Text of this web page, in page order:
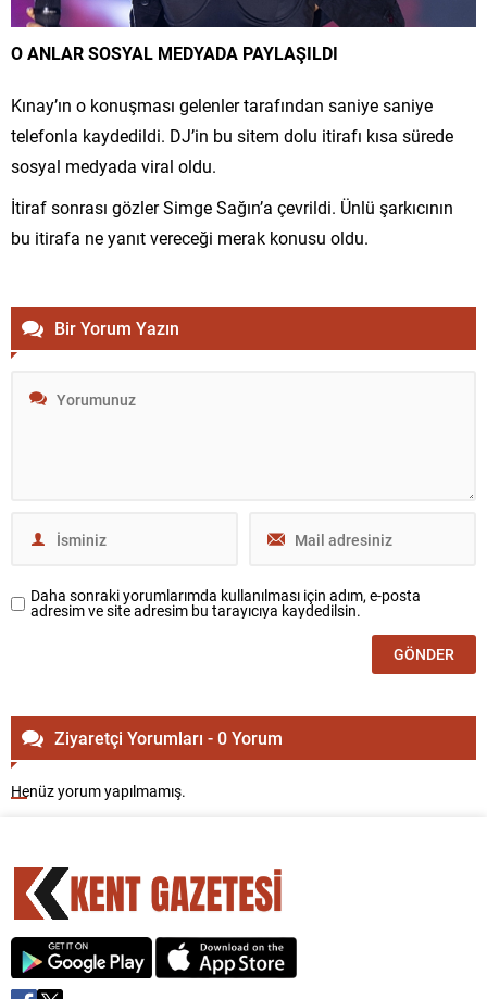
O ANLAR SOSYAL MEDYADA PAYLAŞILDI
Kınay’ın o konuşması gelenler tarafından saniye saniye
telefonla kaydedildi. DJ’in bu sitem dolu itirafı kısa sürede
sosyal medyada viral oldu.
İtiraf sonrası gözler Simge Sağın’a çevrildi. Ünlü şarkıcının
bu itirafa ne yanıt vereceği merak konusu oldu.
Bir Yorum Yazın
Daha sonraki yorumlarımda kullanılması için adım, e-posta
adresim ve site adresim bu tarayıcıya kaydedilsin.
Ziyaretçi Yorumları - 0 Yorum
Henüz yorum yapılmamış.